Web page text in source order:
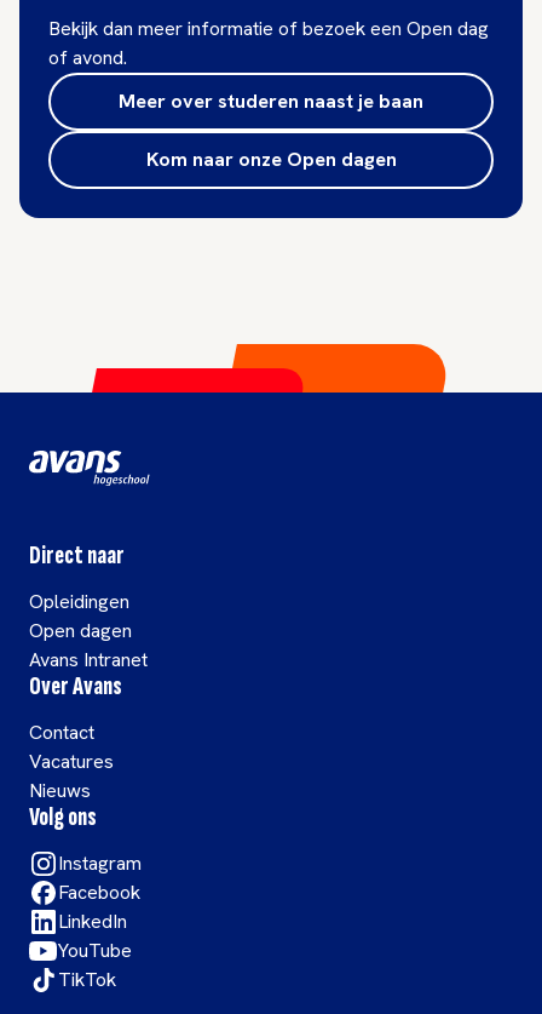
Bekijk dan meer informatie of bezoek een Open dag
of avond.
Meer over studeren naast je baan
Kom naar onze Open dagen
Direct naar
Opleidingen
Open dagen
Avans Intranet
Over Avans
Contact
Vacatures
Nieuws
Volg ons
Instagram
Facebook
LinkedIn
YouTube
TikTok